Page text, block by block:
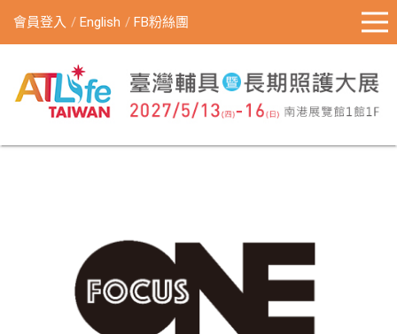
會員登入 English FB粉絲團